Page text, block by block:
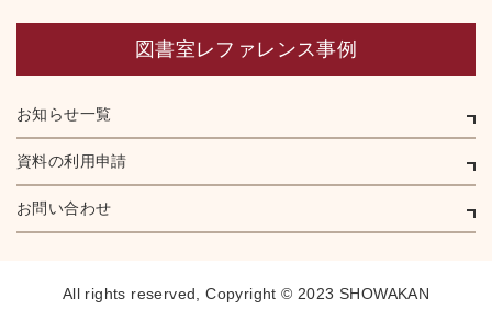
図書室レファレンス事例
お知らせ一覧
資料の利用申請
お問い合わせ
All rights reserved,Copyright © 2023 SHOWAKAN